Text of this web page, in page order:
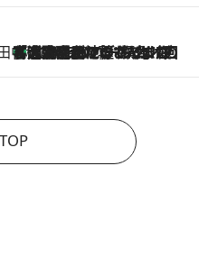
中稲の勝手に再ブーム
2026.8.7
「湘南乃風に憧れて」観客大盛上がりの“タオル回し”に、ラッパー顔負けの高速歌唱まで…さだまさし（74）のアグレッシブすぎる現在地